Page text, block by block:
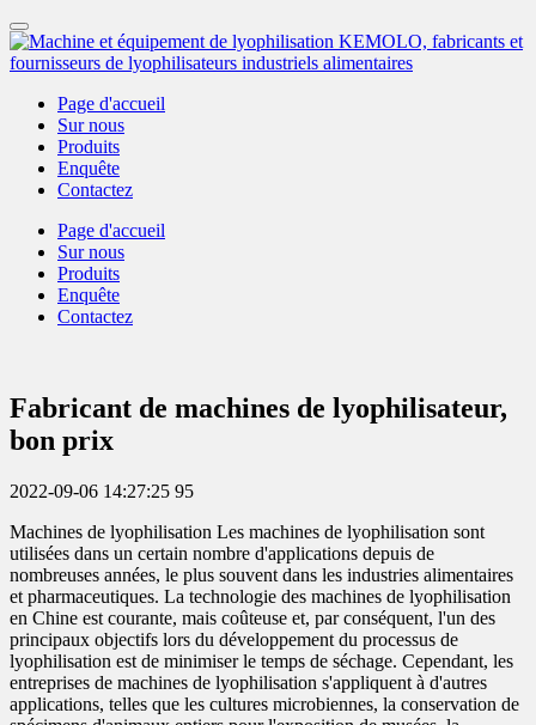
Page d'accueil
Sur nous
Produits
Enquête
Contactez
Page d'accueil
Sur nous
Produits
Enquête
Contactez
Fabricant de machines de lyophilisateur,
bon prix
2022-09-06 14:27:25 95
Machines de lyophilisation Les machines de lyophilisation sont
utilisées dans un certain nombre d'applications depuis de
nombreuses années, le plus souvent dans les industries alimentaires
et pharmaceutiques. La technologie des machines de lyophilisation
en Chine est courante, mais coûteuse et, par conséquent, l'un des
principaux objectifs lors du développement du processus de
lyophilisation est de minimiser le temps de séchage. Cependant, les
entreprises de machines de lyophilisation s'appliquent à d'autres
applications, telles que les cultures microbiennes, la conservation de